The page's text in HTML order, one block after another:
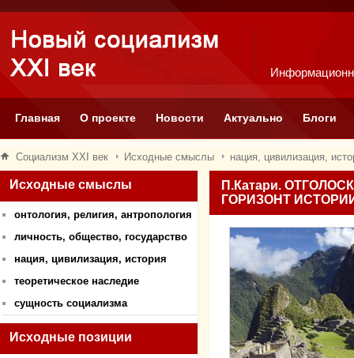
Главная О проекте Новости Актуально Блоги
Социализм XXI век Исходные смыслы нация, цивилизация,
Исходные смыслы
онтология, религия, антропология
личность, общество, государство
нация, цивилизация, история
теоретическое наследие
сущность социализма
Исходные позиции
П.Катари.
ГОРИЗОНТ